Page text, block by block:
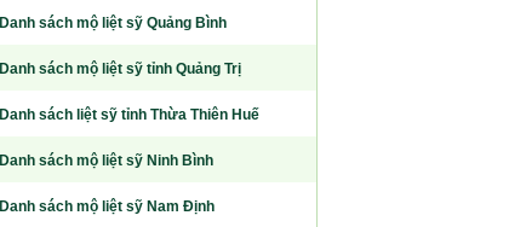
Danh sách mộ liệt sỹ Quảng Bình
Danh sách mộ liệt sỹ tỉnh Quảng Trị
Danh sách liệt sỹ tỉnh Thừa Thiên Huế
Danh sách mộ liệt sỹ Ninh Bình
Danh sách mộ liệt sỹ Nam Định